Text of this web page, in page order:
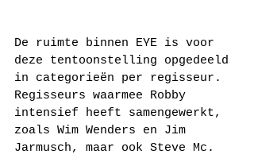
De ruimte binnen EYE is voor
deze tentoonstelling opgedeeld
in categorieën per regisseur.
Regisseurs waarmee Robby
intensief heeft samengewerkt,
zoals Wim Wenders en Jim
Jarmusch, maar ook Steve Mc.